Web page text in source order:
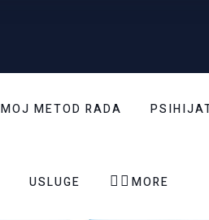
MOJ METOD RADA
USLUGE   MORE